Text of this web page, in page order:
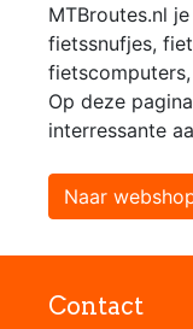
MTBroutes.nl
fietssnufjes,
Op deze
interressante
Naar
Contact